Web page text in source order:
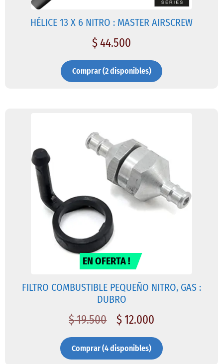
HÉLICE 13 X 6 NITRO : MASTER AIRSCREW
$44.500
Comprar (2 disponibles)
EN OFERTA !
FILTRO COMBUSTIBLE PEQUEÑO NITRO, GAS :
DUBRO
$19.500 $12.000
Comprar (4 disponibles)